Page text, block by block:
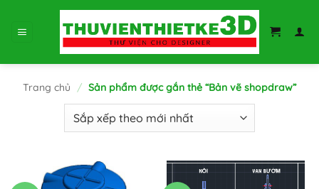
qua
dung
Trang chủ / Sản phẩm được gắn thẻ “Bản vẽ shopdraw”